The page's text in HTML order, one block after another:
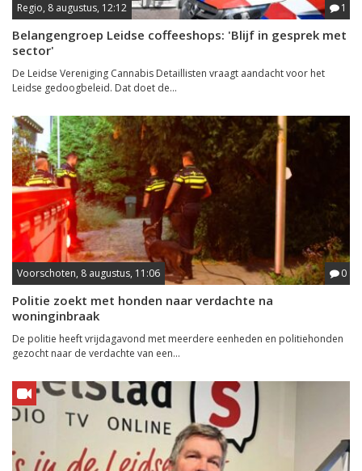
Regio, 8 augustus, 12:12 1
Belangengroep Leidse coffeeshops: 'Blijf in gesprek met
sector'
De Leidse Vereniging Cannabis Detaillisten vraagt aandacht voor het
Leidse gedoogbeleid. Dat doet de...
Voorschoten, 8 augustus, 11:06 0
Politie zoekt met honden naar verdachte na
woninginbraak
De politie heeft vrijdagavond met meerdere eenheden en politiehonden
gezocht naar de verdachte van een...